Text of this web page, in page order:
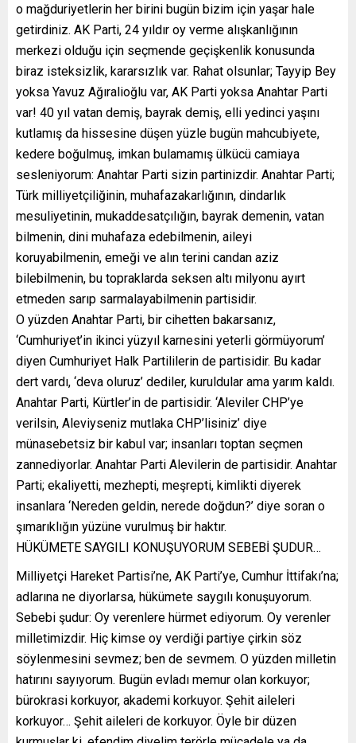
o mağduriyetlerin her birini bugün bizim için yaşar hale
getirdiniz. AK Parti, 24 yıldır oy verme alışkanlığının
merkezi olduğu için seçmende geçişkenlik konusunda
biraz isteksizlik, kararsızlık var. Rahat olsunlar; Tayyip Bey
yoksa Yavuz Ağıralioğlu var, AK Parti yoksa Anahtar Parti
var! 40 yıl vatan demiş, bayrak demiş, elli yedinci yaşını
kutlamış da hissesine düşen yüzle bugün mahcubiyete,
kedere boğulmuş, imkan bulamamış ülkücü camiaya
sesleniyorum: Anahtar Parti sizin partinizdir. Anahtar Parti;
Türk milliyetçiliğinin, muhafazakarlığının, dindarlık
mesuliyetinin, mukaddesatçılığın, bayrak demenin, vatan
bilmenin, dini muhafaza edebilmenin, aileyi
koruyabilmenin, emeği ve alın terini candan aziz
bilebilmenin, bu topraklarda seksen altı milyonu ayırt
etmeden sarıp sarmalayabilmenin partisidir.
O yüzden Anahtar Parti, bir cihetten bakarsanız,
‘Cumhuriyet’in ikinci yüzyıl karnesini yeterli görmüyorum’
diyen Cumhuriyet Halk Partililerin de partisidir. Bu kadar
dert vardı, ‘deva oluruz’ dediler, kuruldular ama yarım kaldı.
Anahtar Parti, Kürtler’in de partisidir. ‘Aleviler CHP’ye
verilsin, Aleviyseniz mutlaka CHP’lisiniz’ diye
münasebetsiz bir kabul var; insanları toptan seçmen
zannediyorlar. Anahtar Parti Alevilerin de partisidir. Anahtar
Parti; ekaliyetti, mezhepti, meşrepti, kimlikti diyerek
insanlara ‘Nereden geldin, nerede doğdun?’ diye soran o
şımarıklığın yüzüne vurulmuş bir haktır.
HÜKÜMETE SAYGILI KONUŞUYORUM SEBEBİ ŞUDUR…
Milliyetçi Hareket Partisi’ne, AK Parti’ye, Cumhur İttifakı’na;
adlarına ne diyorlarsa, hükümete saygılı konuşuyorum.
Sebebi şudur: Oy verenlere hürmet ediyorum. Oy verenler
milletimizdir. Hiç kimse oy verdiği partiye çirkin söz
söylenmesini sevmez; ben de sevmem. O yüzden milletin
hatırını sayıyorum. Bugün evladı memur olan korkuyor;
bürokrasi korkuyor, akademi korkuyor. Şehit aileleri
korkuyor… Şehit aileleri de korkuyor. Öyle bir düzen